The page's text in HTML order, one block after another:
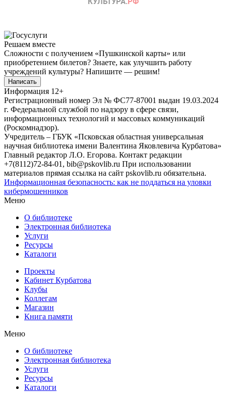
Решаем вместе
Сложности с получением «Пушкинской карты» или
приобретением билетов? Знаете, как улучшить работу
учреждений культуры? Напишите — решим!
Написать
Информация 12+
Регистрационный номер Эл № ФС77-87001 выдан 19.03.2024
г. Федеральной службой по надзору в сфере связи,
информационных технологий и массовых коммуникаций
(Роскомнадзор).
Учредитель – ГБУК «Псковская областная универсальная
научная библиотека имени Валентина Яковлевича Курбатова»
Главный редактор Л.О. Егорова. Контакт редакции
+7(8112)72-84-01, bib@pskovlib.ru При использовании
материалов прямая ссылка на сайт pskovlib.ru обязательна.
Информационная безопасность: как не поддаться на уловки
кибермошенников
Меню
О библиотеке
Электронная библиотека
Услуги
Ресурсы
Каталоги
Проекты
Кабинет Курбатова
Клубы
Коллегам
Магазин
Книга памяти
Меню
О библиотеке
Электронная библиотека
Услуги
Ресурсы
Каталоги